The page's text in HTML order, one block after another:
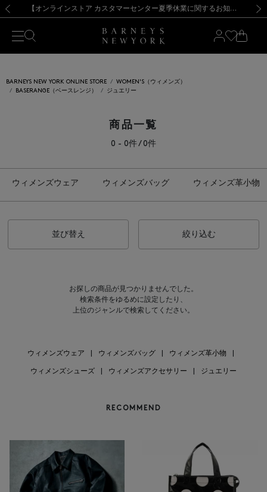
新規登録のお客様も対象！＜MY BARNEYS＞会員のお客様は11,000円（税込）以上のお買上げで常時送料無料！お買い物の際は会員登録を！
【夏季休業に伴う出荷一時停止のお知らせ】(2026.8.7) 【オンラインストア カスタマーセンター夏季休業に関するお知らせ】（2026.8.7）
【夏季休業に伴う返品・交換承り一時停止のお知らせ】（2026.8.5）
熊本県を中心とした地震の影響によるお荷物のお届けについて
【開催中】SUMMER SALEのご案内・ご注意事項 新規登録のお客様も対象！＜MY BARNEYS＞会員のお客様は11,000円（税込）以上のお買上げで常時送料無料！お買い物の際は会員登録を！
【夏季休業に伴う出荷一時停止のお知らせ】(2026.8.7)
BARNEYS NEW YORK ONLINE STORE
WOMEN'S（ウィメンズ）
BASERANGE（ベースレンジ）
ジュエリー
商品一覧
0 - 0件 / 0件
ウィメンズウェア ウィメンズバッグ ウィメンズ革小物
並び替え 絞り込む
お探しの商品が見つかりませんでした。
検索条件をゆるめに設定したり、
上位のジャンルで検索してください。
ウィメンズウェア ウィメンズバッグ ウィメンズ革小物
ウィメンズシューズ ウィメンズアクセサリー ジュエリー
RECOMMEND